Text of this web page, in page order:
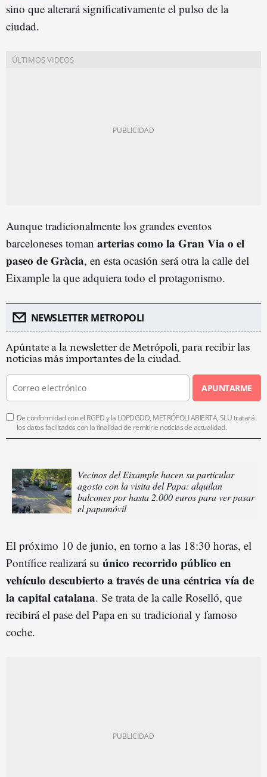
sino que alterará significativamente el pulso de la
ciudad.
Aunque tradicionalmente los grandes eventos
barceloneses toman arterias como la Gran Via o el
paseo de Gràcia, en esta ocasión será otra la calle del
Eixample la que adquiera todo el protagonismo.
NEWSLETTER METROPOLI
Apúntate a la newsletter de Metrópoli, para recibir las
noticias más importantes de la ciudad.
APUNTARME
De conformidad con el RGPD y la LOPDGDD, METRÓPOLI ABIERTA, SLU tratará
los datos facilitados con la finalidad de remitirle noticias de actualidad.
Vecinos del Eixample hacen su particular
agosto con la visita del Papa: alquilan
balcones por hasta 2.000 euros para ver pasar
el papamóvil
El próximo 10 de junio, en torno a las 18:30 horas, el
Pontífice realizará su único recorrido público en
vehículo descubierto a través de una céntrica vía de
la capital catalana. Se trata de la calle Roselló, que
recibirá el pase del Papa en su tradicional y famoso
coche.